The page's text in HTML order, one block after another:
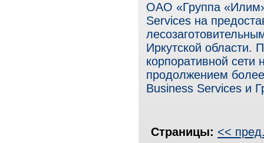
ОАО «Группа
Services на
Иркутской области.
корпоративной сети
продолжением
Business Services и
Страницы: <<